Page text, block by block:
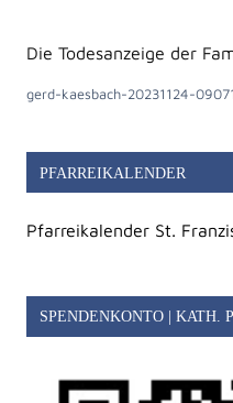
Die Todesanzeige der
gerd-kaesbach-20231124-
PFARREIKALENDER
Pfarreikalender St.
SPENDENKONTO | KATH.